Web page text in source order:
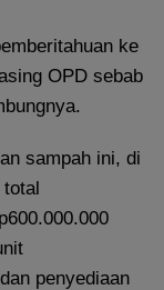
ke
OPD sebab
sampah ini, di
penyediaan